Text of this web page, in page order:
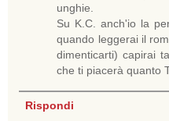
unghie.
Su K.C. anch'io la
quando leggerai il
dimenticarti) capirai
che ti piacerà quanto
Rispondi